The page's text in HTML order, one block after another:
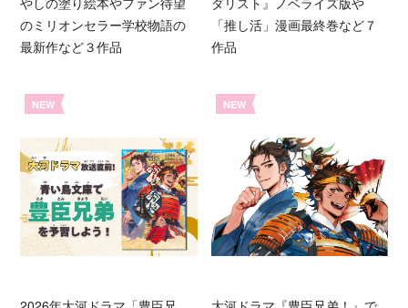
のミリオンセラー学校物語の
最新作など３作品
「推し活」漫画最終巻など７
作品
NEW NEW